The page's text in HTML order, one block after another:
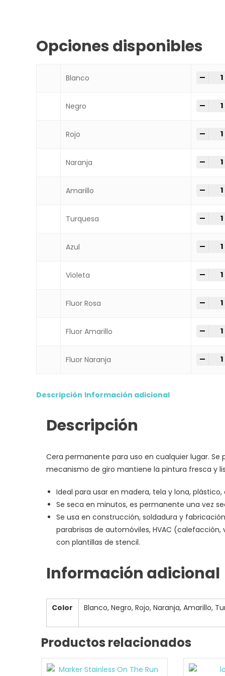
Opciones disponibles
Blanco
Negro
Rojo
Naranja
Amarillo
Turquesa
Azul
Violeta
Fluor Rosa
Fluor Amarillo
Fluor Naranja
Descripción Información adicional
Descripción
Cera permanente para uso en cualquier lugar.
mecanismo de giro mantiene la pintura fresca y
Ideal para usar en madera, tela y lona,
Se seca en minutos, es permanente una vez
Se usa en construcción, soldadura y
parabrisas de automóviles, HVAC
con plantillas de stencil.
Información adicional
Color Blanco, Negro, Rojo, Naranja, Amarillo,
Productos relacionados